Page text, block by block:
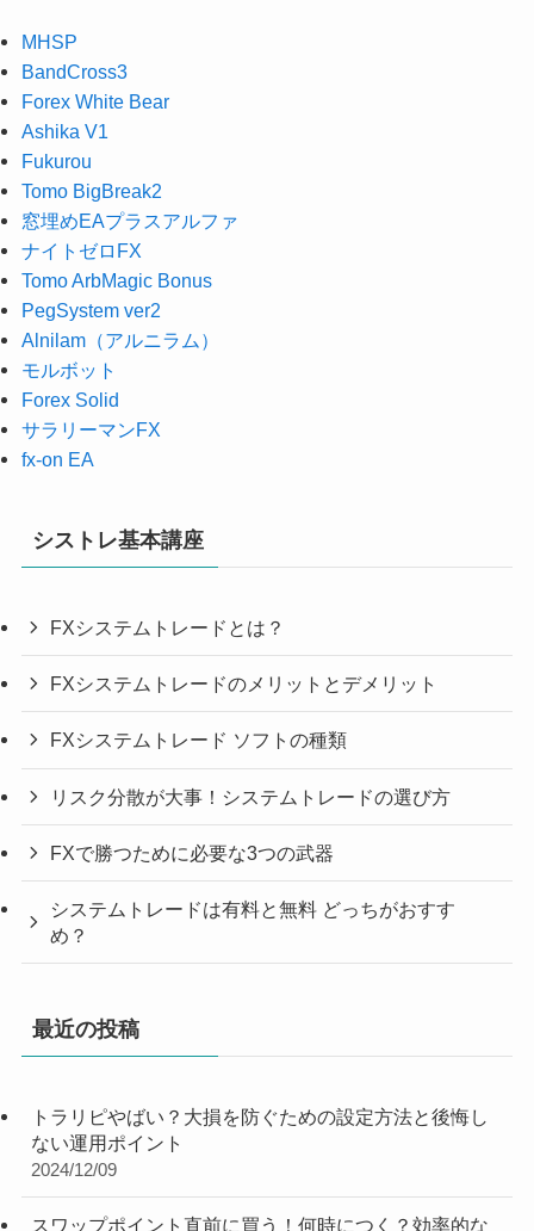
MHSP
BandCross3
Forex White Bear
Ashika V1
Fukurou
Tomo BigBreak2
窓埋めEAプラスアルファ
ナイトゼロFX
Tomo ArbMagic Bonus
PegSystem ver2
Alnilam（アルニラム）
モルボット
Forex Solid
サラリーマンFX
fx-on EA
シストレ基本講座
FXシステムトレードとは？
FXシステムトレードのメリットとデメリット
FXシステムトレード ソフトの種類
リスク分散が大事！システムトレードの選び方
FXで勝つために必要な3つの武器
システムトレードは有料と無料 どっちがおすす
め？
最近の投稿
トラリピやばい？大損を防ぐための設定方法と後悔し
ない運用ポイント
2024/12/09
スワップポイント直前に買う！何時につく？効率的な